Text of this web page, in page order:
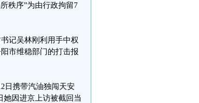
秩序”为由行政拘留7
记吴林刚利用手中权
市维稳部门的打击报
日携带汽油独闯天安
她因进京上访被截回当